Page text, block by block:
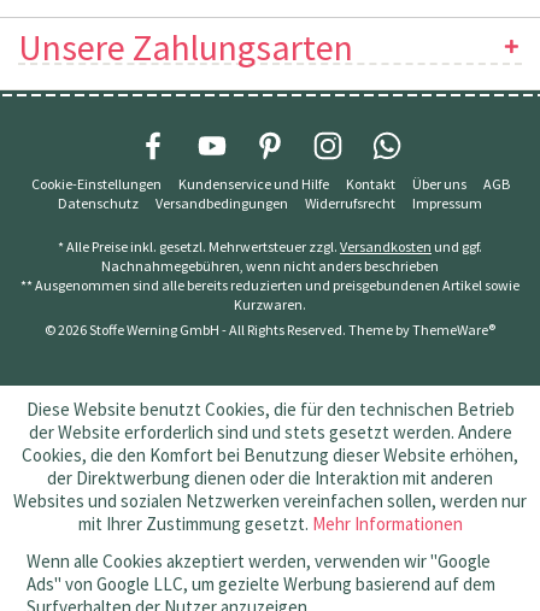
Unsere Zahlungsarten
Cookie-Einstellungen Kundenservice und Hilfe Kontakt Über uns
AGB
Datenschutz
Versandbedingungen Widerrufsrecht Impressum
* Alle Preise inkl. gesetzl. Mehrwertsteuer zzgl. Versandkosten und ggf.
Nachnahmegebühren, wenn nicht anders beschrieben
** Ausgenommen sind alle bereits reduzierten und preisgebundenen Artikel sowie
Kurzwaren.
© 2026 Stoffe Werning GmbH - All Rights Reserved. Theme byThemeWare®
Diese Website benutzt Cookies, die für den technischen Betrieb
der Website erforderlich sind und stets gesetzt werden. Andere
Cookies, die den Komfort bei Benutzung dieser Website erhöhen,
der Direktwerbung dienen oder die Interaktion mit anderen
Websites und sozialen Netzwerken vereinfachen sollen, werden nur
mit Ihrer Zustimmung gesetzt. Mehr Informationen
Wenn alle Cookies akzeptiert werden, verwenden wir "Google
Ads" von Google LLC, um gezielte Werbung basierend auf dem